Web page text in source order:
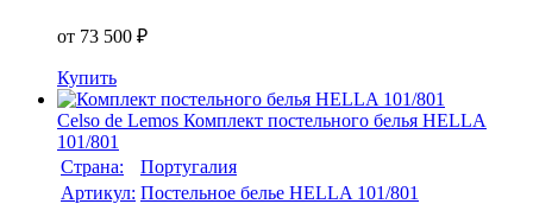
от 73 500 ₽
Купить
Celso de Lemos Комплект постельного белья HELLA
101/801
Страна:
Португалия
Артикул: Постельное белье HELLA 101/801